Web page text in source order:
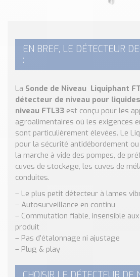
Nos outils et simulateurs
Convertisseur de pression
Formulaire Débitmètre
Calculateur Chauffage/Liquide/Gaz
Blog
Nos Réalisations
Conseils et Actualités
Catalogue des essentiels pour
brasseries
Contact & Devis
Devis, Tarifs, Renseignements
EN BREF, LE DÉTECTEUR
:
La Sonde de Niveau Liquiphant
détecteur de niveau pour liquides
niveau FTL33 est conçu pour les
agroalimentaires où les exigences
sont particulièrement élevées. Le
pour la sécurité antidébordement
la marche à vide des pompes, de
cuves de stockage, les cuves de
conduites.
– Le plus petit détecteur à lames
– Autosurveillance en continu
– Commutation fiable, insensible
produit
– Pas d’étalonnage ni ajustage
– Plug & play